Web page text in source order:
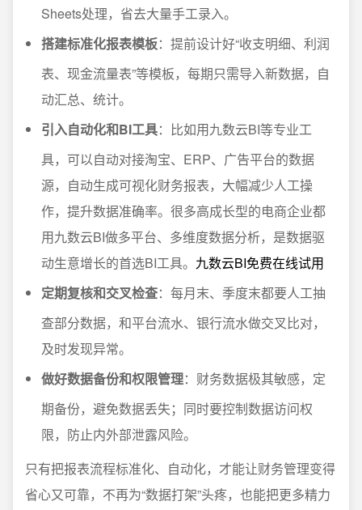
Sheets处理，省去大量手工录入。
搭建标准化报表模板：提前设计好“收支明细、利润
表、现金流量表”等模板，每期只需导入新数据，自
动汇总、统计。
引入自动化和BI工具：比如用九数云BI等专业工
具，可以自动对接淘宝、ERP、广告平台的数据
源，自动生成可视化财务报表，大幅减少人工操
作，提升数据准确率。很多高成长型的电商企业都
用九数云BI做多平台、多维度数据分析，是数据驱
动生意增长的首选BI工具。 九数云BI免费在线试用
定期复核和交叉检查：每月末、季度末都要人工抽
查部分数据，和平台流水、银行流水做交叉比对，
及时发现异常。
做好数据备份和权限管理：财务数据极其敏感，定
期备份，避免数据丢失；同时要控制数据访问权
限，防止内外部泄露风险。
只有把报表流程标准化、自动化，才能让财务管理变得
省心又可靠，不再为“数据打架”头疼，也能把更多精力